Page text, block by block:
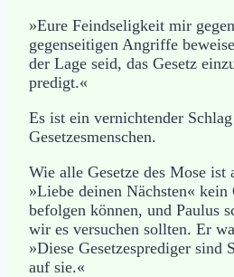
»Eure Feindseligkeit mir
gegenseitigen Angriffe
der Lage seid, das Gesetz
predigt.«
Es ist ein vernichtender
Gesetzesmenschen.
Wie alle Gesetze des Mose ist
»Liebe deinen Nächsten« kein
befolgen können, und Paulus
wir es versuchen sollten. Er
»Diese Gesetzesprediger
auf sie.«